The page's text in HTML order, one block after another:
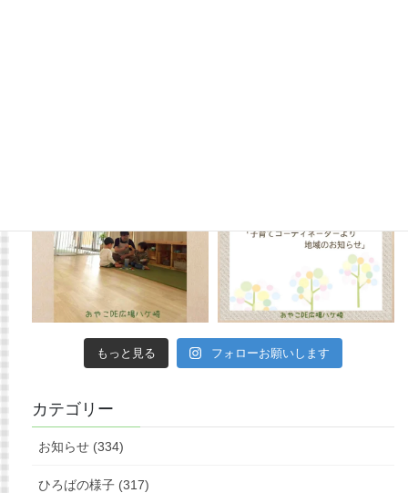
もっと見る フォローお願いします
カテゴリー
お知らせ (334)
ひろばの様子 (317)